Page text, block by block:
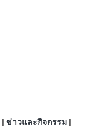
| ข่าวและกิจกรรม |